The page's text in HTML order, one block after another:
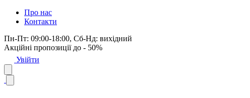
Про нас
Контакти
Пн-Пт: 09:00-18:00, Сб-Нд: вихідний
Акційні пропозиції до - 50%
Увійти